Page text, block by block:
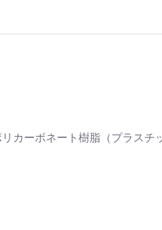
カーボネート樹脂（プラスチ